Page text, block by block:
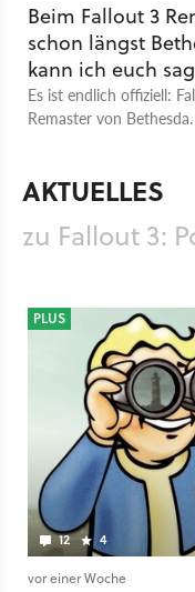
Beim Fallout 3
schon längst
kann ich euch
Es ist endlich offiziell:
Remaster von
AKTUELLES
zu Fallout 3:
12 4
PLUS
vor einer Woche